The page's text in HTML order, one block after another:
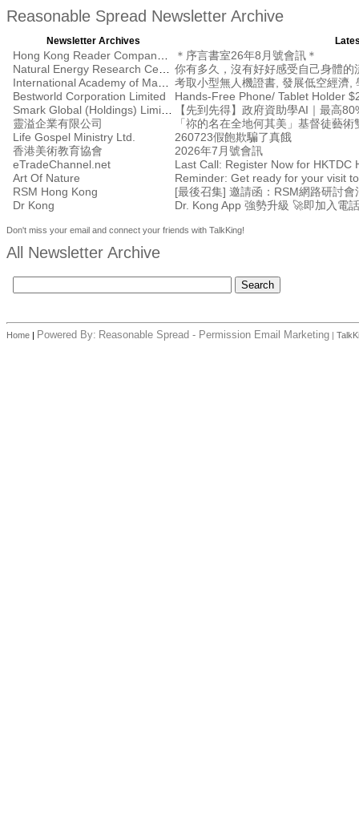
Reasonable Spread Newsletter Archive
Newsletter Archives
＊序言書室26年8月號會訊＊
你有多久，沒有好好感受自己身體的
考取小型無人機證書, 發展低空經濟,
Bestworld Corporation Limited
Hands-Free Phone/ Tablet Holder
【先到先得】政府資助學AI｜最高
靈溢企業有限公司
「祢的名在全地何其美」基督徒藝
Life Gospel Ministry Ltd.
260723假飽欺騙了真餓
香港美術教育協會
2026年7月號會訊
eTradeChannel.net
Art Of Nature
Reminder: Get ready for your visit
RSM Hong Kong
Dr Kong
Dr. Kong App 強勢升級 🚀即加入電
Don't miss your email and connect your friends with TalkKing!
All Newsletter Archive
Home | Powered By: Reasonable Spread - Permission Email Marketing |